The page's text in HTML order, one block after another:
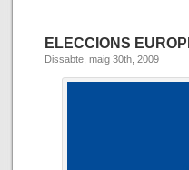
ELECCIONS
Dissabte, maig 30th, 2009